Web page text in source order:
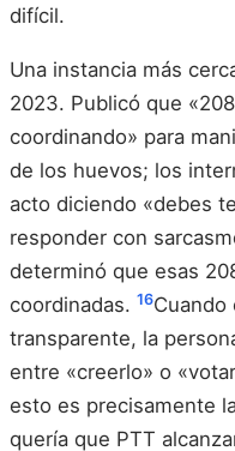
difícil.
Una instancia más
2023. Publicó que
coordinando» para
de los huevos; los
acto diciendo «debes
responder con
determinó que esas
coordinadas. 16Cuando
transparente, la
entre «creerlo» o
esto es precisamente
quería que PTT